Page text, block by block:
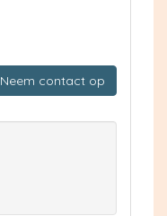
Neem contact op